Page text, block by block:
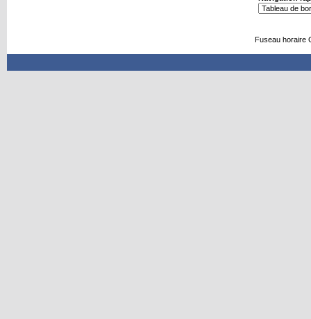
Fuseau horaire